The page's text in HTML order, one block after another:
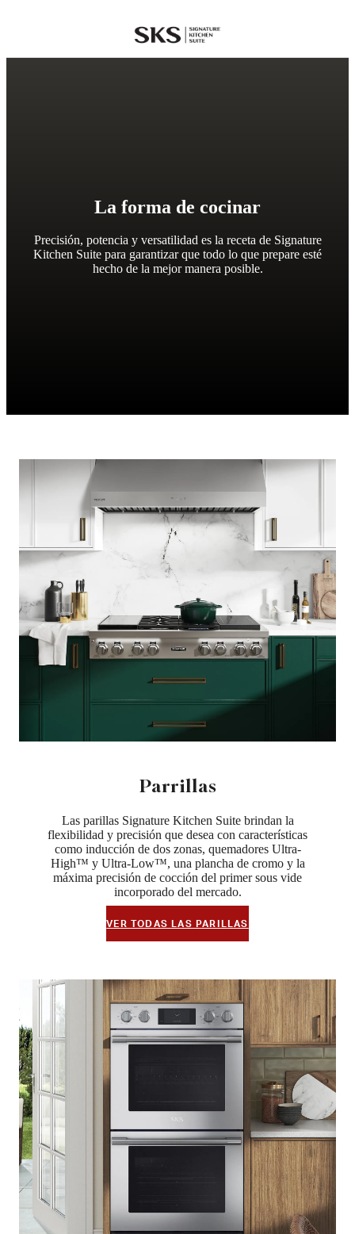
La forma de cocinar
Precisión, potencia y versatilidad es la receta de Signature
Kitchen Suite para garantizar que todo lo que prepare esté
hecho de la mejor manera posible.
Parrillas
Las parillas Signature Kitchen Suite brindan la
flexibilidad y precisión que desea con características
como inducción de dos zonas, quemadores Ultra-
High™ y Ultra-Low™, una plancha de cromo y la
máxima precisión de cocción del primer sous vide
incorporado del mercado.
VER TODAS LAS PARILLAS